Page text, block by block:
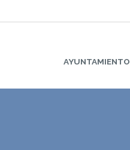
AYUNTAMIENTO